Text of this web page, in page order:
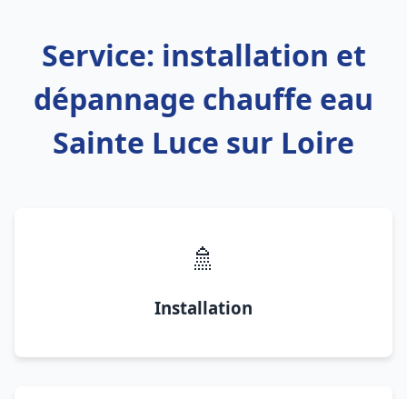
Service: installation et
dépannage chauffe eau
Sainte Luce sur Loire
🚿
Installation